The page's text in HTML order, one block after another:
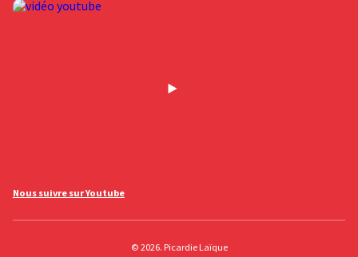
Nous suivre sur Youtube
© 2026. Picardie Laïque